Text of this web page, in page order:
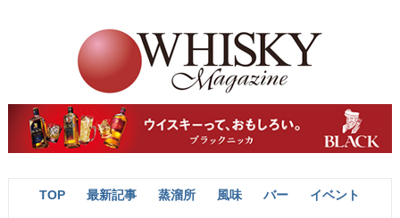
TOP 最新記事 蒸溜所 風味 バー イベント